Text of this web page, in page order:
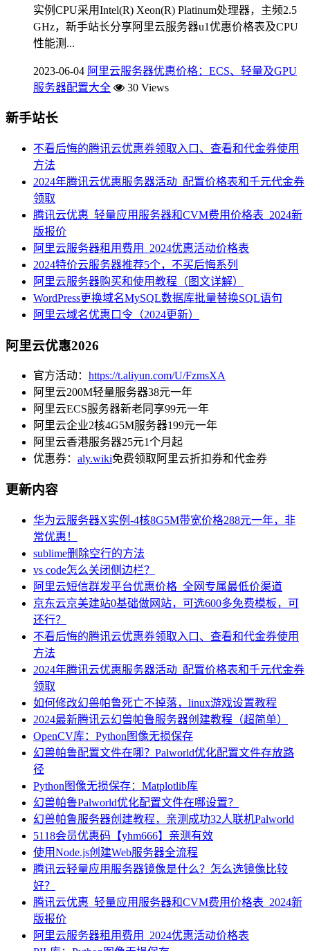
实例CPU采用Intel(R) Xeon(R) Platinum处理器，主频2.5
GHz，新手站长分享阿里云服务器u1优惠价格表及CPU
性能测...
2023-06-04 阿里云服务器优惠价格：ECS、轻量及GPU
服务器配置大全
30 Views
新手站长
不看后悔的腾讯云优惠券领取入口、查看和代金券使用
方法
2024年腾讯云优惠服务器活动_配置价格表和千元代金券
领取
腾讯云优惠_轻量应用服务器和CVM费用价格表_2024新
版报价
阿里云服务器租用费用_2024优惠活动价格表
2024特价云服务器推荐5个，不买后悔系列
阿里云服务器购买和使用教程（图文详解）
WordPress更换域名MySQL数据库批量替换SQL语句
阿里云域名优惠口令（2024更新）
阿里云优惠2026
官方活动： https://t.aliyun.com/U/FzmsXA
阿里云200M轻量服务器38元一年
阿里云ECS服务器新老同享99元一年
阿里云企业2核4G5M服务器199元一年
阿里云香港服务器25元1个月起
优惠券： aly.wiki免费领取阿里云折扣券和代金券
更新内容
华为云服务器X实例-4核8G5M带宽价格288元一年，非
常优惠！
sublime删除空行的方法
vs code怎么关闭侧边栏？
阿里云短信群发平台优惠价格_全网专属最低价渠道
京东云京美建站0基础做网站，可选600多免费模板，可
还行？
不看后悔的腾讯云优惠券领取入口、查看和代金券使用
方法
2024年腾讯云优惠服务器活动_配置价格表和千元代金券
领取
如何修改幻兽帕鲁死亡不掉落，linux游戏设置教程
2024最新腾讯云幻兽帕鲁服务器创建教程（超简单）
OpenCV库：Python图像无损保存
幻兽帕鲁配置文件在哪？Palworld优化配置文件存放路
径
Python图像无损保存：Matplotlib库
幻兽帕鲁Palworld优化配置文件在哪设置？
幻兽帕鲁服务器创建教程，亲测成功32人联机Palworld
5118会员优惠码【yhm666】亲测有效
使用Node.js创建Web服务器全流程
腾讯云轻量应用服务器镜像是什么？怎么选镜像比较
好？
腾讯云优惠_轻量应用服务器和CVM费用价格表_2024新
版报价
阿里云服务器租用费用_2024优惠活动价格表